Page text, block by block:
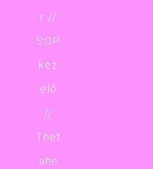
r //
SOP
kez
elő
//
Thet
ahe